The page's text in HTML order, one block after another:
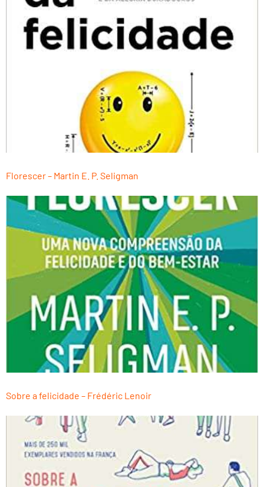
Florescer – Martin E. P. Seligman
Sobre a felicidade – Frédéric Lenoir